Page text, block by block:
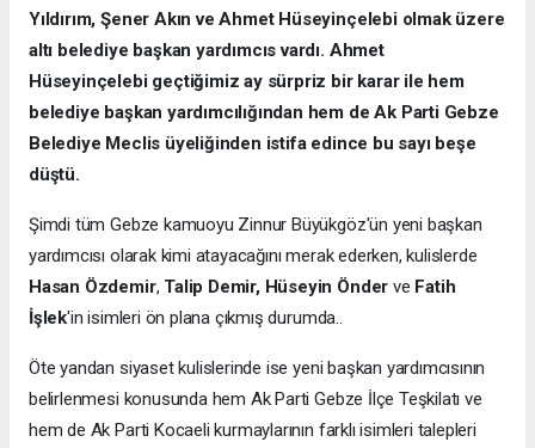
Yıldırım, Şener Akın ve Ahmet Hüseyinçelebi olmak üzere
altı belediye başkan yardımcıs vardı. Ahmet
Hüseyinçelebi geçtiğimiz ay sürpriz bir karar ile hem
belediye başkan yardımcılığından hem de Ak Parti Gebze
Belediye Meclis üyeliğinden istifa edince bu sayı beşe
düştü.
Şimdi tüm Gebze kamuoyu Zinnur Büyükgöz'ün yeni başkan
yardımcısı olarak kimi atayacağını merak ederken, kulislerde
Hasan Özdemir, Talip Demir, Hüseyin Önder ve Fatih
İşlek'in isimleri ön plana çıkmış durumda..
Öte yandan siyaset kulislerinde ise yeni başkan yardımcısının
belirlenmesi konusunda hem Ak Parti Gebze İlçe Teşkilatı ve
hem de Ak Parti Kocaeli kurmaylarının farklı isimleri talepleri